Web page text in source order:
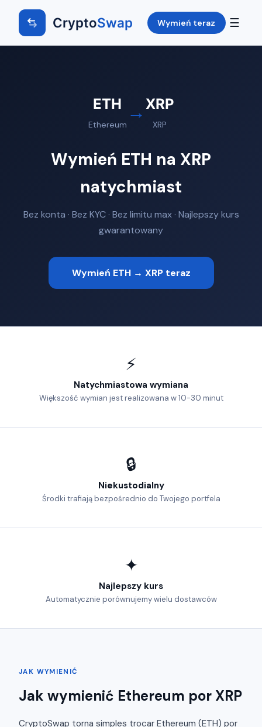
CryptoSwap Wymień teraz ☰
ETH
Ethereum
→ XRP
XRP
Wymień ETH na XRP
natychmiast
Bez konta · Bez KYC · Bez limitu max · Najlepszy kurs
gwarantowany
Wymień ETH → XRP teraz
⚡
Natychmiastowa wymiana
Większość wymian jest realizowana w 10-30 minut
🔒
Niekustodialny
Środki trafiają bezpośrednio do Twojego portfela
✦
Najlepszy kurs
Automatycznie porównujemy wielu dostawców
JAK WYMIENIĆ
Jak wymienić Ethereum por XRP
CryptoSwap torna simples trocar Ethereum (ETH) por